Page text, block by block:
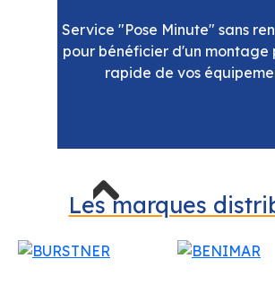
Service "Pose Minute" sans
pour bénéficier d'un
rapide de vos
Les marques
Previous